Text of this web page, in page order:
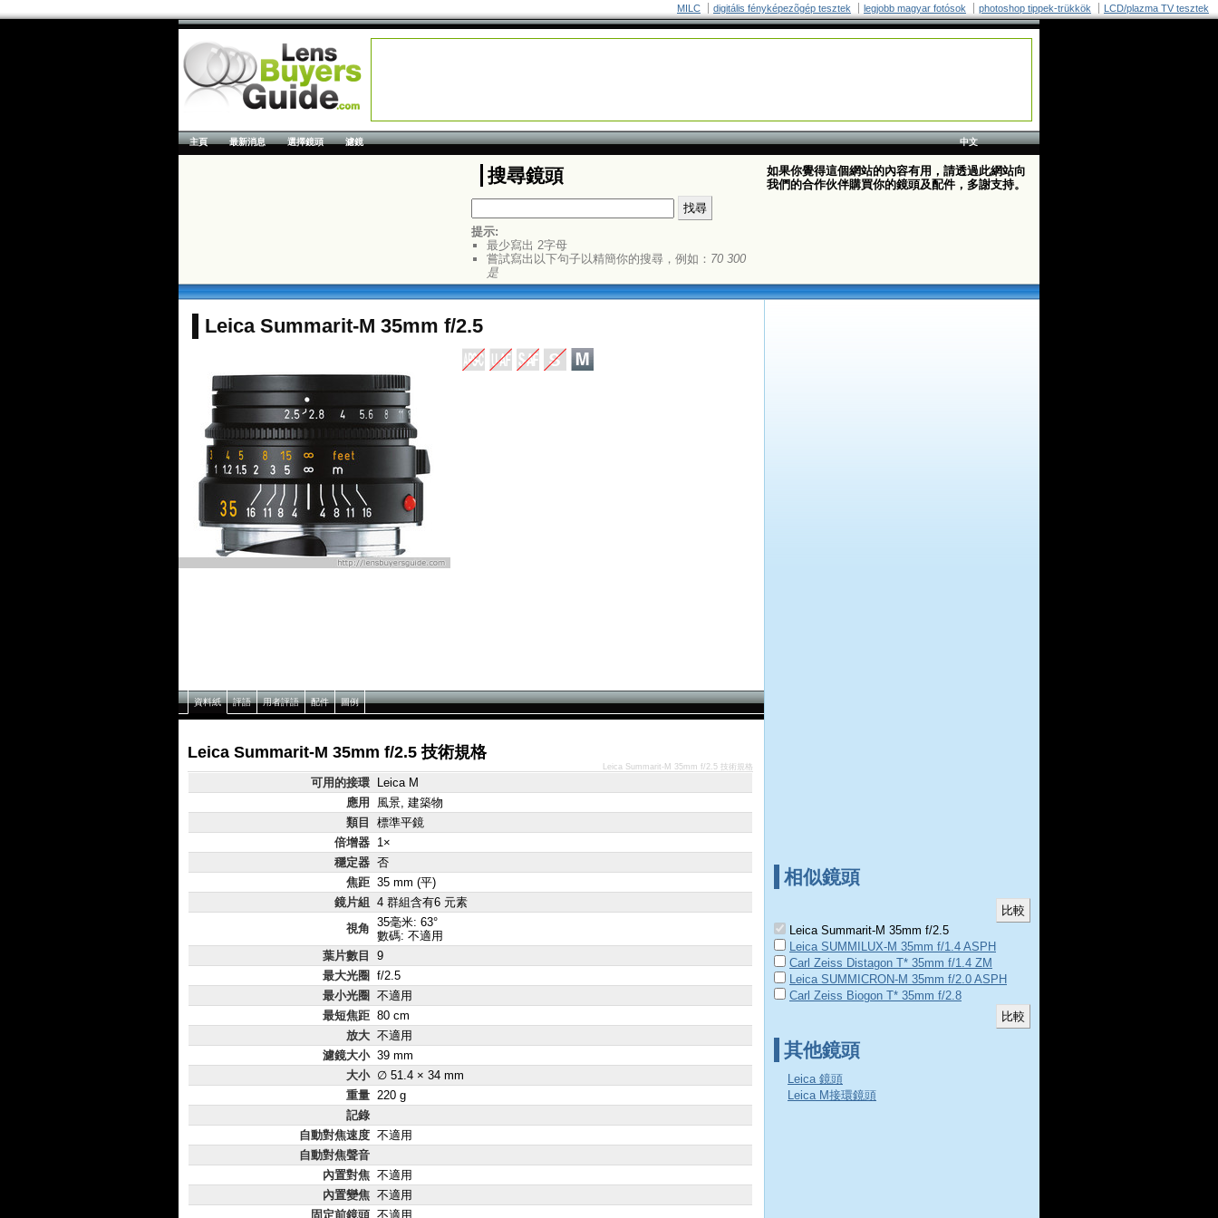
MILC digitális fényképezõgép tesztek legjobb magyar fotósok photoshop tippek-trükkök LCD/plazma TV tesztek
中文
主頁 最新消息 選擇鏡頭 濾鏡
搜尋鏡頭
提示:
最少寫出 2字母
嘗試寫出以下句子以精簡你的搜尋，例如： 70 300
是
如果你覺得這個網站的內容有用，請透過此網站向
我們的合作伙伴購買你的鏡頭及配件，多謝支持。
Leica Summarit-M 35mm f/2.5
資料紙 評語 用者評語 配件 圖例
Leica Summarit-M 35mm f/2.5 技術規格
可用的接環
Leica M
應用
風景, 建築物
類目
標準平鏡
倍增器 1×
穩定器 否
焦距 35 mm (平)
鏡片組
4 群組含有6 元素
視角 35毫米: 63°
數碼: 不適用
葉片數目
9
最大光圈
f/2.5
最小光圈
不適用
最短焦距 80 cm
放大 不適用
濾鏡大小 39 mm
大小 ∅ 51.4 × 34 mm
重量 220 g
記錄
自動對焦速度 不適用
自動對焦聲音
內置對焦 不適用
內置變焦 不適用
固定前鏡頭 不適用
Leica Summarit-M 35mm f/2.5 技術規格
相似鏡頭
Leica Summarit-M 35mm f/2.5
Leica SUMMILUX-M 35mm f/1.4 ASPH
Carl Zeiss Distagon T* 35mm f/1.4 ZM
Leica SUMMICRON-M 35mm f/2.0 ASPH
Carl Zeiss Biogon T* 35mm f/2.8
其他鏡頭
Leica 鏡頭
Leica M接環鏡頭